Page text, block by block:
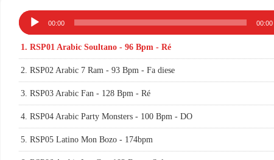
Lecteur
audio
00:00 00:00
1. RSP01 Arabic Soultano - 96 Bpm - Ré
2. RSP02 Arabic 7 Ram - 93 Bpm - Fa diese
3. RSP03 Arabic Fan - 128 Bpm - Ré
4. RSP04 Arabic Party Monsters - 100 Bpm - DO
5. RSP05 Latino Mon Bozo - 174bpm